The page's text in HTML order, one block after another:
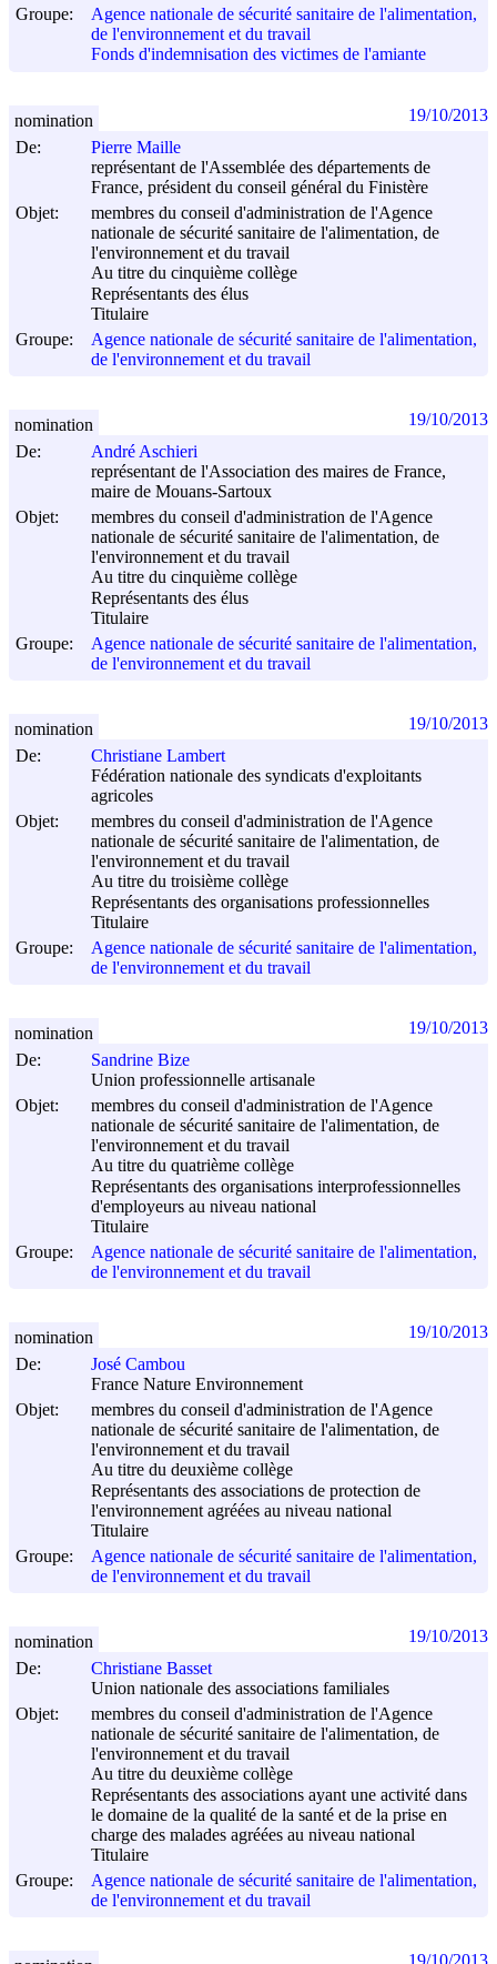
Groupe:
Agence nationale de sécurité sanitaire de l'alimentation,
de l'environnement et du travail
Fonds d'indemnisation des victimes de l'amiante
De:
Pierre Maille
représentant de l'Assemblée des départements de
France, président du conseil général du Finistère
Objet:
membres du conseil d'administration de l'Agence
nationale de sécurité sanitaire de l'alimentation, de
l'environnement et du travail
Au titre du cinquième collège
Représentants des élus
Titulaire
Groupe:
Agence nationale de sécurité sanitaire de l'alimentation,
de l'environnement et du travail
nomination 19/10/2013
De:
André Aschieri
représentant de l'Association des maires de France,
maire de Mouans-Sartoux
Objet:
membres du conseil d'administration de l'Agence
nationale de sécurité sanitaire de l'alimentation, de
l'environnement et du travail
Au titre du cinquième collège
Représentants des élus
Titulaire
Groupe:
Agence nationale de sécurité sanitaire de l'alimentation,
de l'environnement et du travail
nomination 19/10/2013
De:
Christiane Lambert
Fédération nationale des syndicats d'exploitants
agricoles
Objet:
membres du conseil d'administration de l'Agence
nationale de sécurité sanitaire de l'alimentation, de
l'environnement et du travail
Au titre du troisième collège
Représentants des organisations professionnelles
Titulaire
Groupe:
Agence nationale de sécurité sanitaire de l'alimentation,
de l'environnement et du travail
nomination 19/10/2013
De:
Sandrine Bize
Union professionnelle artisanale
Objet:
membres du conseil d'administration de l'Agence
nationale de sécurité sanitaire de l'alimentation, de
l'environnement et du travail
Au titre du quatrième collège
Représentants des organisations interprofessionnelles
d'employeurs au niveau national
Titulaire
Groupe:
Agence nationale de sécurité sanitaire de l'alimentation,
de l'environnement et du travail
nomination 19/10/2013
De:
José Cambou
France Nature Environnement
Objet:
membres du conseil d'administration de l'Agence
nationale de sécurité sanitaire de l'alimentation, de
l'environnement et du travail
Au titre du deuxième collège
Représentants des associations de protection de
l'environnement agréées au niveau national
Titulaire
Groupe:
Agence nationale de sécurité sanitaire de l'alimentation,
de l'environnement et du travail
nomination 19/10/2013
De:
Christiane Basset
Union nationale des associations familiales
Objet:
membres du conseil d'administration de l'Agence
nationale de sécurité sanitaire de l'alimentation, de
l'environnement et du travail
Au titre du deuxième collège
Représentants des associations ayant une activité dans
le domaine de la qualité de la santé et de la prise en
charge des malades agréées au niveau national
Titulaire
Groupe:
Agence nationale de sécurité sanitaire de l'alimentation,
de l'environnement et du travail
nomination 19/10/2013
19/10/2013